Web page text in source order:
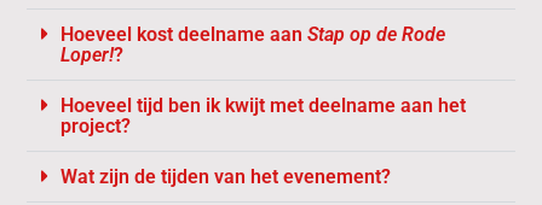
Hoeveel kost deelname aanStap op de Rode
Loper!?
Hoeveel tijd ben ik kwijt met deelname aan het
project?
Wat zijn de tijden van het evenement?